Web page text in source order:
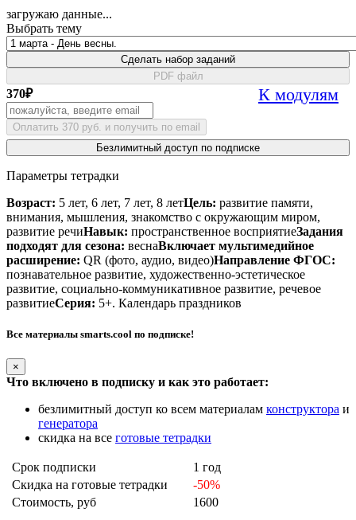
загружаю данные...
Выбрать тему
Сделать набор заданий
PDF файл
370₽ К модулям
Оплатить 370 руб. и получить по email
Безлимитный доступ по подписке
Параметры тетрадки
Возраст: 5 лет, 6 лет, 7 лет, 8 летЦель: развитие памяти,
внимания, мышления, знакомство с окружающим миром,
развитие речиНавык: пространственное восприятиеЗадания
подходят для сезона: веснаВключает мультимедийное
расширение: QR (фото, аудио, видео)Направление ФГОС:
познавательное развитие, художественно-эстетическое
развитие, социально-коммуникативное развитие, речевое
развитиеСерия: 5+. Календарь праздников
Все материалы smarts.cool по подписке!
×
Что включено в подписку и как это работает:
безлимитный доступ ко всем материалам конструктора и
генератора
скидка на все готовые тетрадки
Срок подписки
1 год
Скидка на готовые тетрадки
-50%
Стоимость, руб
1600